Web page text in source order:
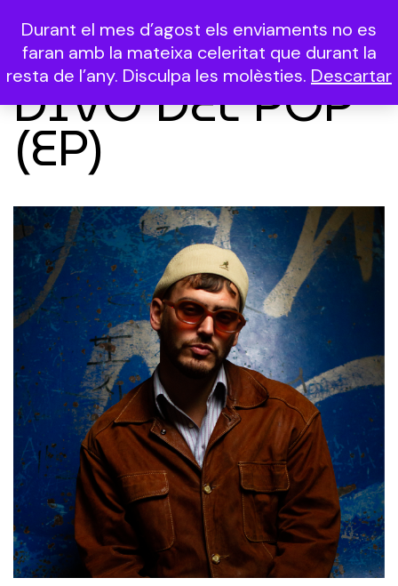
(0)
DIVO DEL POP
(EP)
Durant el mes d’agost els enviaments no es
faran amb la mateixa celeritat que durant la
resta de l’any. Disculpa les molèsties. Descartar